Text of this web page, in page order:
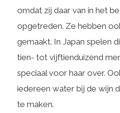
omdat zij daar van in het
opgetreden. Ze hebben
gemaakt. In Japan spelen
tien- tot vijftienduizend
speciaal voor haar over.
iedereen water bij de wijn
te maken.